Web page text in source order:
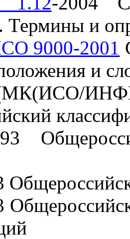
. Термины и
9000-2001
и
МК(ИСО/
93